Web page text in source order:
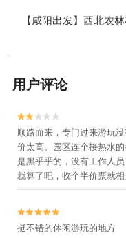
【咸阳出发】西北农
用户评论


顺路而来，专门过来游玩
价太高。园区连个接热水
是黑乎乎的，没有工作人
就算了吧，收个半价票就相


挺不错的休闲游玩的地方